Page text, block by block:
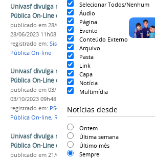
Selecionar Todos/Nenhum
Áudio
Página
Evento
Conteúdo Externo
Arquivo
Pasta
Link
Capa
Notícia
Multimídia
Notícias desde
Ontem
Última semana
Último mês
Sempre
Univasf divulga resultado final da 1ª Chamada
Pública On-Line do Sisu 2023
publicado em 28/06/2023 —última modificaçãoem
28/06/2023 11h08
registrado em: Sisu 2023 PS-ICG 2023,Chamada
Pública On-line
Univasf divulga resultado parcial da 2ª Chamada
Pública On-Line do Sisu 2023
publicado em 03/10/2023 — última modificação
03/10/2023 09h48
registrado em: PS-ICG 2023,Sisu 2023,Chamada
Pública On-line, Resultado Parcial
Univasf divulga resultado parcial da 1ª Chamada
Pública On-Line do Sisu 2023
publicado em 21/06/2023 —última modificação